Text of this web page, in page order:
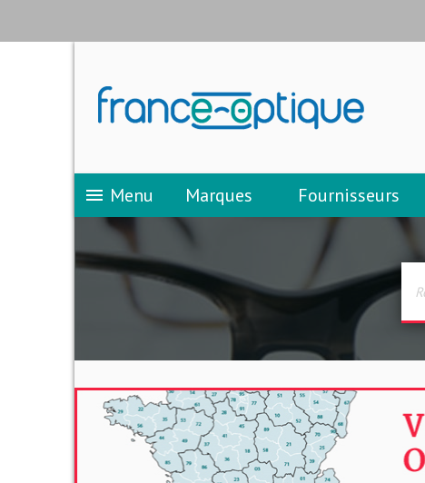
menu Menu Marques Fournisseurs